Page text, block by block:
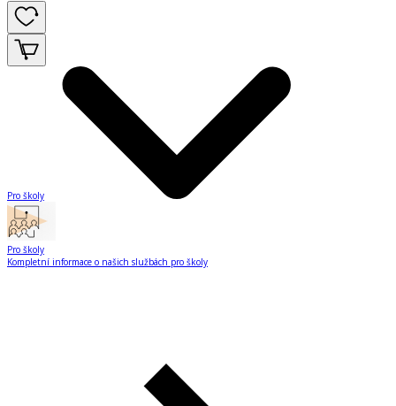
Pro školy
Pro školy
Kompletní informace o našich službách pro školy